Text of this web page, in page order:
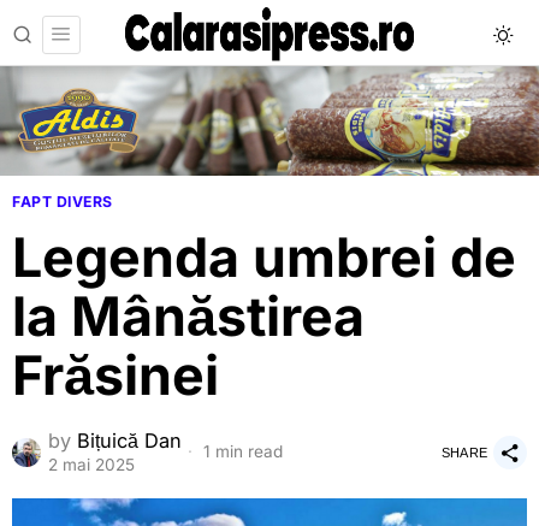
FAPT DIVERS
Legenda umbrei de
la Mânăstirea
Frăsinei
by Bițuică Dan
2 mai 2025
1 min read SHARE